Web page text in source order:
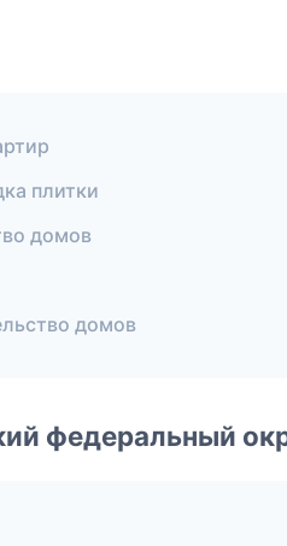
плитки
домов
домов
федеральный